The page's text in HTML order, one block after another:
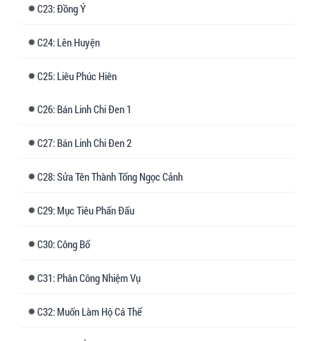
23: Đồng Ý
24: Lên Huyện
25: Liêu Phúc Hiên
26: Bán Linh Chi Đen 1
27: Bán Linh Chi Đen 2
28: Sửa Tên Thành Tống Ngọc Cảnh
29: Mục Tiêu Phấn Đấu
30: Công Bố
31: Phân Công Nhiệm Vụ
32: Muốn Làm Hộ Cá Thể